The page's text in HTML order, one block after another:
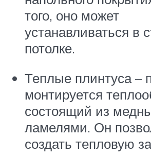
того, оно может
устанавливаться в
потолке.
Теплые плинтуса –
монтируется
состоящий из
ламелями. Он
создать тепловую